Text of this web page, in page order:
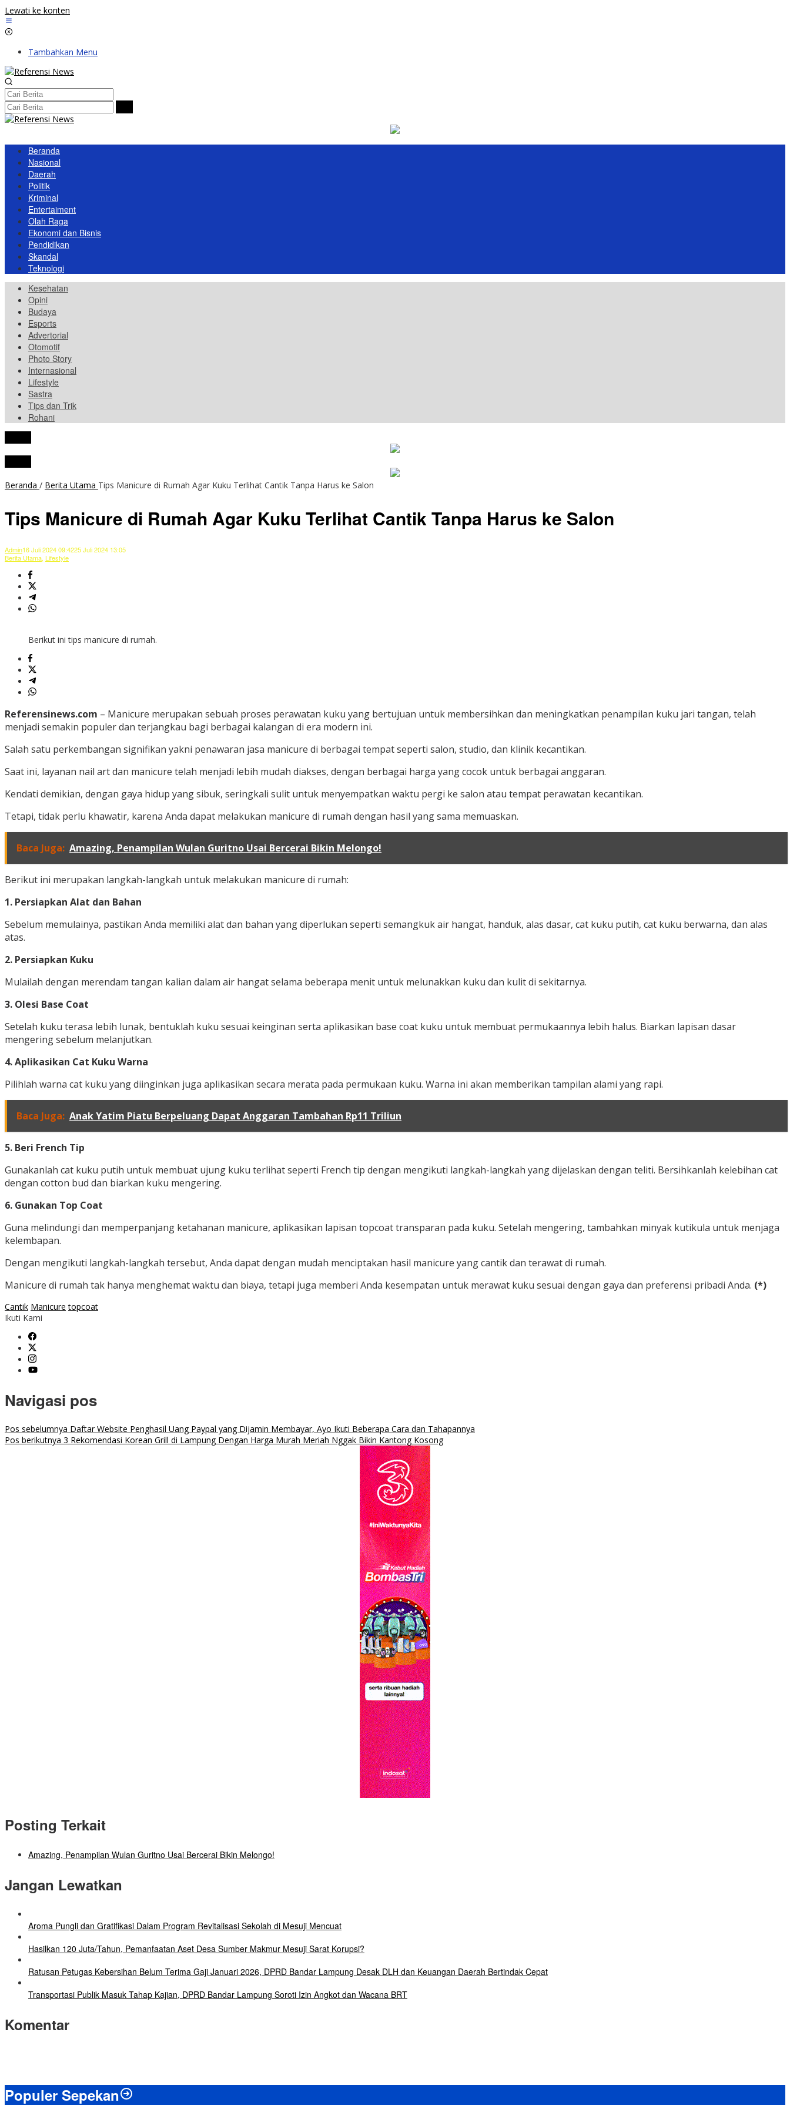
Lewati ke konten
Tambahkan Menu
Beranda
Nasional
Daerah
Politik
Kriminal
Entertaiment
Olah Raga
Ekonomi dan Bisnis
Pendidikan
Skandal
Teknologi
Kesehatan
Opini
Budaya
Esports
Advertorial
Otomotif
Photo Story
Internasional
Lifestyle
Sastra
Tips dan Trik
Rohani
Beranda / Berita Utama Tips Manicure di Rumah Agar Kuku Terlihat Cantik Tanpa Harus ke Salon
Tips Manicure di Rumah Agar Kuku Terlihat Cantik Tanpa Harus ke Salon
Admin16 Juli 2024 09:4225 Juli 2024 13:05
Berita Utama, Lifestyle
Berikut ini tips manicure di rumah.
Referensinews.com – Manicure merupakan sebuah proses perawatan kuku yang bertujuan untuk membersihkan dan meningkatkan penampilan kuku jari tangan, telah
menjadi semakin populer dan terjangkau bagi berbagai kalangan di era modern ini.
Salah satu perkembangan signifikan yakni penawaran jasa manicure di berbagai tempat seperti salon, studio, dan klinik kecantikan.
Saat ini, layanan nail art dan manicure telah menjadi lebih mudah diakses, dengan berbagai harga yang cocok untuk berbagai anggaran.
Kendati demikian, dengan gaya hidup yang sibuk, seringkali sulit untuk menyempatkan waktu pergi ke salon atau tempat perawatan kecantikan.
Tetapi, tidak perlu khawatir, karena Anda dapat melakukan manicure di rumah dengan hasil yang sama memuaskan.
Baca Juga: Amazing, Penampilan Wulan Guritno Usai Bercerai Bikin Melongo!
Berikut ini merupakan langkah-langkah untuk melakukan manicure di rumah:
1. Persiapkan Alat dan Bahan
Sebelum memulainya, pastikan Anda memiliki alat dan bahan yang diperlukan seperti semangkuk air hangat, handuk, alas dasar, cat kuku putih, cat kuku berwarna, dan alas
atas.
2. Persiapkan Kuku
Mulailah dengan merendam tangan kalian dalam air hangat selama beberapa menit untuk melunakkan kuku dan kulit di sekitarnya.
3. Olesi Base Coat
Setelah kuku terasa lebih lunak, bentuklah kuku sesuai keinginan serta aplikasikan base coat kuku untuk membuat permukaannya lebih halus. Biarkan lapisan dasar
mengering sebelum melanjutkan.
4. Aplikasikan Cat Kuku Warna
Pilihlah warna cat kuku yang diinginkan juga aplikasikan secara merata pada permukaan kuku. Warna ini akan memberikan tampilan alami yang rapi.
Baca Juga: Anak Yatim Piatu Berpeluang Dapat Anggaran Tambahan Rp11 Triliun
5. Beri French Tip
Gunakanlah cat kuku putih untuk membuat ujung kuku terlihat seperti French tip dengan mengikuti langkah-langkah yang dijelaskan dengan teliti. Bersihkanlah kelebihan cat
dengan cotton bud dan biarkan kuku mengering.
6. Gunakan Top Coat
Guna melindungi dan memperpanjang ketahanan manicure, aplikasikan lapisan topcoat transparan pada kuku. Setelah mengering, tambahkan minyak kutikula untuk menjaga
kelembapan.
Dengan mengikuti langkah-langkah tersebut, Anda dapat dengan mudah menciptakan hasil manicure yang cantik dan terawat di rumah.
Manicure di rumah tak hanya menghemat waktu dan biaya, tetapi juga memberi Anda kesempatan untuk merawat kuku sesuai dengan gaya dan preferensi pribadi Anda. (*)
Cantik Manicure topcoat
Ikuti Kami
Navigasi pos
Pos sebelumnya Daftar Website Penghasil Uang Paypal yang Dijamin Membayar, Ayo Ikuti Beberapa Cara dan Tahapannya
Pos berikutnya 3 Rekomendasi Korean Grill di Lampung Dengan Harga Murah Meriah Nggak Bikin Kantong Kosong
Posting Terkait
Amazing, Penampilan Wulan Guritno Usai Bercerai Bikin Melongo!
Jangan Lewatkan
Aroma Pungli dan Gratifikasi Dalam Program Revitalisasi Sekolah di Mesuji Mencuat
Hasilkan 120 Juta/Tahun, Pemanfaatan Aset Desa Sumber Makmur Mesuji Sarat Korupsi?
Ratusan Petugas Kebersihan Belum Terima Gaji Januari 2026, DPRD Bandar Lampung Desak DLH dan Keuangan Daerah Bertindak Cepat
Transportasi Publik Masuk Tahap Kajian, DPRD Bandar Lampung Soroti Izin Angkot dan Wacana BRT
Komentar
Populer Sepekan